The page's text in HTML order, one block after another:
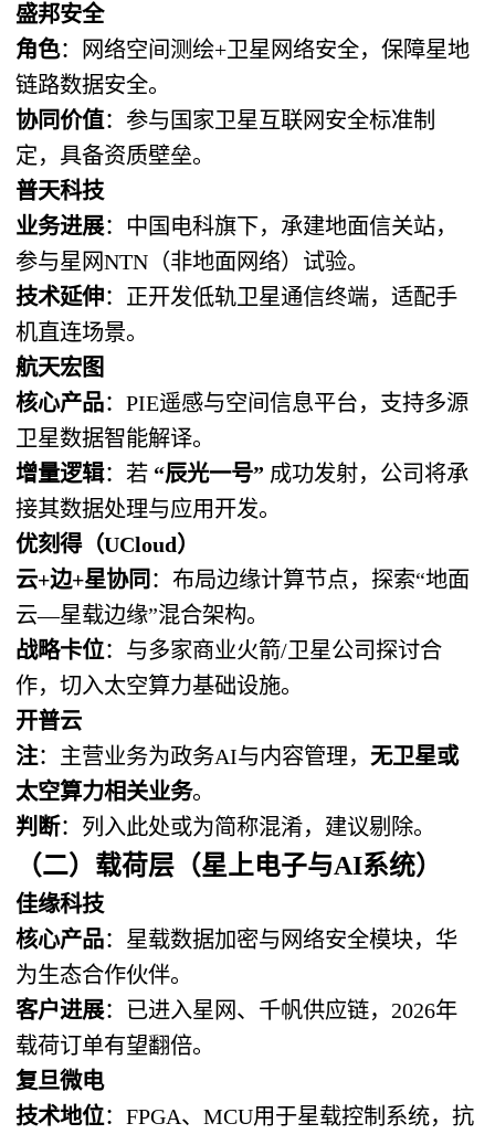
盛邦安全
角色：网络空间测绘+卫星网络安全，保障星地
链路数据安全。
协同价值：参与国家卫星互联网安全标准制
定，具备资质壁垒。
普天科技
业务进展：中国电科旗下，承建地面信关站，
参与星网NTN（非地面网络）试验。
技术延伸：正开发低轨卫星通信终端，适配手
机直连场景。
航天宏图
核心产品：PIE遥感与空间信息平台，支持多源
卫星数据智能解译。
增量逻辑：若 “辰光一号” ​ 成功发射，公司将承
接其数据处理与应用开发。
优刻得（UCloud）
云+边+星协同 ：布局边缘计算节点，探索“地面
云—星载边缘”混合架构。
战略卡位：与多家商业火箭/卫星公司探讨合
作，切入太空算力基础设施。
开普云
注：主营业务为政务AI与内容管理， 无卫星或
太空算力相关业务。
判断：列入此处或为简称混淆，建议剔除。
（二）载荷层（星上电子与AI系统）
佳缘科技
核心产品：星载数据加密与网络安全模块，华
为生态合作伙伴。
客户进展：已进入星网、千帆供应链，2026年
载荷订单有望翻倍。
复旦微电
技术地位：FPGA、MCU用于星载控制系统，抗